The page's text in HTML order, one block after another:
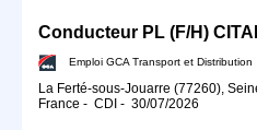
Emploi GCA Transport et Distribution
La Ferté-sous-Jouarre (77260),
France - CDI - 30/07/2026